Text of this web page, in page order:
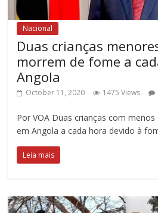
Nacional
Duas crianças
morrem de fome a
Angola
October 11, 2020 1475 Views
Por VOA Duas crianças com
em Angola a cada hora devido à
Leia mais